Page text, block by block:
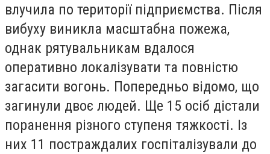
влучила по території підприємства. Після
вибуху виникла масштабна пожежа,
однак рятувальникам вдалося
оперативно локалізувати та повністю
загасити вогонь. Попередньо відомо, що
загинули двоє людей. Ще 15 осіб дістали
поранення різного ступеня тяжкості. Із
них 11 постраждалих госпіталізували до